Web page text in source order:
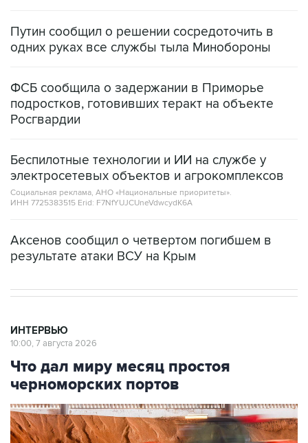
Путин сообщил о решении сосредоточить в
одних руках все службы тыла Минобороны
ФСБ сообщила о задержании в Приморье
подростков, готовивших теракт на объекте
Росгвардии
Беспилотные технологии и ИИ на службе у
электросетевых объектов и агрокомплексов
Социальная реклама, АНО «Национальные приоритеты».
ИНН 7725383515 Erid: F7NfYUJCUneVdwcydK6A
Аксенов сообщил о четвертом погибшем в
результате атаки ВСУ на Крым
ИНТЕРВЬЮ
10:00, 7 августа 2026
Что дал миру месяц простоя
черноморских портов